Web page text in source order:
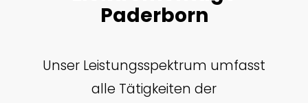
Paderborn
Unser Leistungsspektrum umfasst
alle Tätigkeiten der